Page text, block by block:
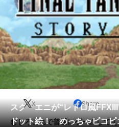
TOP
エンタメ
グルメ
住まい
動物
会員記事
スク・エニが“レトロ風
ドット絵！ めっちゃピコピ
X Share
むしろこれで普通にゲームして